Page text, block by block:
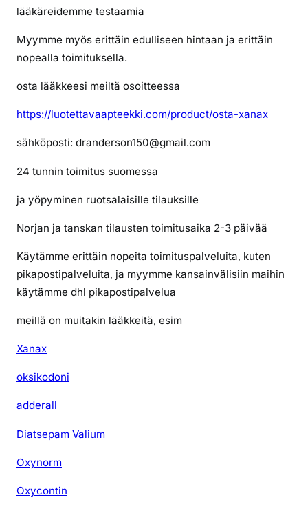
s
o
s
a
l
m
lääkäreidemme testaamia
Myymme myös erittäin edulliseen hintaan ja erittäin
nopealla toimituksella.
osta lääkkeesi meiltä osoitteessa
https://luotettavaapteekki.com/product/osta-xanax
sähköposti: dranderson150@gmail.com
24 tunnin toimitus suomessa
ja yöpyminen ruotsalaisille tilauksille
Norjan ja tanskan tilausten toimitusaika 2-3 päivää
Käytämme erittäin nopeita toimituspalveluita, kuten
pikapostipalveluita, ja myymme kansainvälisiin maihin
käytämme dhl pikapostipalvelua
meillä on muitakin lääkkeitä, esim
Xanax
oksikodoni
adderall
Diatsepam Valium
Oxynorm
Oxycontin